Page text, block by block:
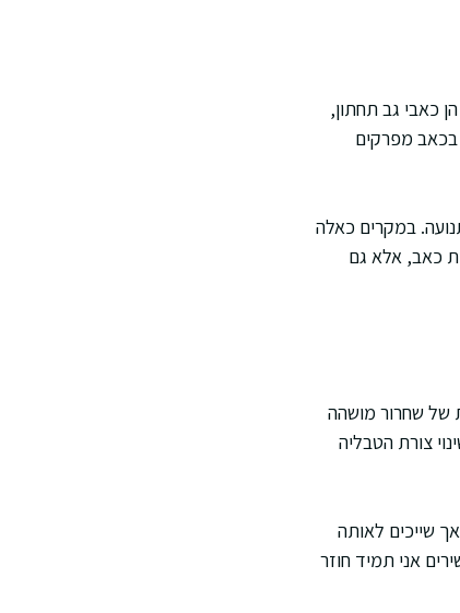
הן כאבי גב תחתון,
בכאב מפרקים
במקרים כאלה
כאב, אלא גם
מושהה. המשמעות של שחרור מושהה
צורת הטבליה
אך שייכים לאותה
אני תמיד חוזר